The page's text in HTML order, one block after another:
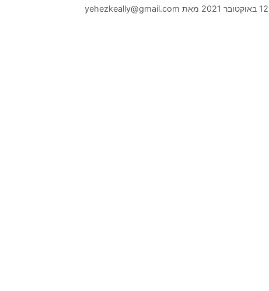
12 באוקטובר 2021 מאת yehezkeally@gmail.com